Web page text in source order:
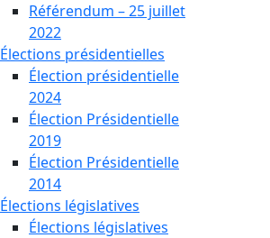
Référendum – 25 juillet
2022
Élections présidentielles
Élection présidentielle
2024
Élection Présidentielle
2019
Élection Présidentielle
2014
Élections législatives
Élections législatives